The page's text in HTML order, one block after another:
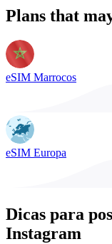
Plans that
eSIM Marrocos
eSIM Europa
Dicas para
Instagram